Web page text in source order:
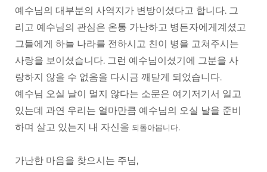
예수님의 대부분의 사역지가 변방이셨다고 합니다. 그
리고 예수님의 관심은 온통 가난하고 병든자에게계셨고
그들에게 하늘 나라를 전하시고 친이 병을 고쳐주시는
사랑을 보이셨습니다. 그런 예수님이셨기에 그분을 사
랑하지 않을 수 없음을 다시금 깨닫게 되었습니다.
예수님 오실 날이 멀지 않다는 소문은 여기저기서 일고
있는데 과연 우리는 얼마만큼 예수님의 오실 날을 준비
하며 살고 있는지 내 자신을 되돌아봅니다.
가난한 마음을 찾으시는 주님,